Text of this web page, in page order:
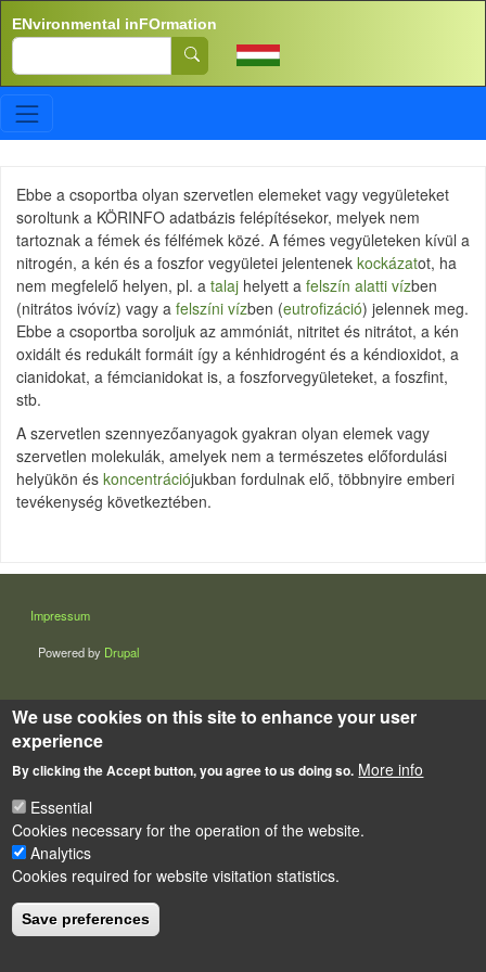
ENvironmental inFOrmation
Search
Ebbe a csoportba olyan szervetlen elemeket vagy vegyületeket
soroltunk a KÖRINFO adatbázis felépítésekor, melyek nem
tartoznak a fémek és félfémek közé. A fémes vegyületeken kívül a
nitrogén, a kén és a foszfor vegyületei jelentenek kockázatot, ha
nem megfelelő helyen, pl. a talaj helyett a felszín alatti vízben
(nitrátos ivóvíz) vagy a felszíni vízben (eutrofizáció) jelennek meg.
Ebbe a csoportba soroljuk az ammóniát, nitritet és nitrátot, a kén
oxidált és redukált formáit így a kénhidrogént és a kéndioxidot, a
cianidokat, a fémcianidokat is, a foszforvegyületeket, a foszfint,
stb.
A szervetlen szennyezőanyagok gyakran olyan elemek vagy
szervetlen molekulák, amelyek nem a természetes előfordulási
helyükön és koncentrációjukban fordulnak elő, többnyire emberi
tevékenység következtében.
LÁBLÉC
Impressum
Powered by Drupal
We use cookies on this site to enhance your user
experience
By clicking the Accept button, you agree to us doing so. More info
Essential
Cookies necessary for the operation of the website.
Analytics
Cookies required for website visitation statistics.
Save preferences